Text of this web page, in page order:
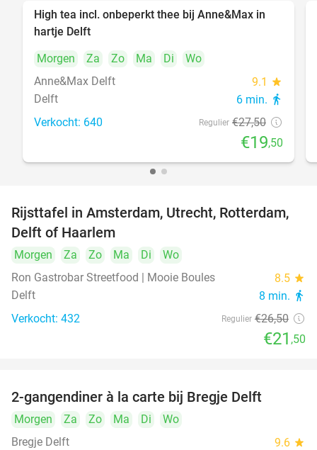
29%
High tea incl. onbeperkt thee bij Anne&Max in
hartje Delft
Morgen
Za Zo Ma Di
Wo
Anne&Max Delft
9.1 star
Delft 6 min. directions_walk
Verkocht: 640 Regulier €27,50
€19,50
19%
Rijsttafel in Amsterdam, Utrecht, Rotterdam,
Delft of Haarlem
Morgen Za Zo Ma Di
Wo
Ron Gastrobar Streetfood | Mooie Boules
8.5 star
Delft 8 min. directions_walk
Verkocht: 432 Regulier €26,50
€21 ,50
2-gangendiner à la carte bij Bregje Delft
Morgen Za Zo Ma Di
Wo
Bregje Delft
9.6 star